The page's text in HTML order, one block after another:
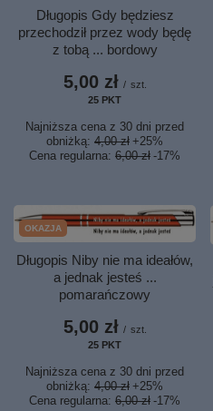
Długopis Gdy będziesz
przechodził przez wody będę
z tobą ... bordowy
5,00 zł / szt.
25 PKT
Najniższa cena z 30 dni przed
obniżką: 4,00 zł +25%
Cena regularna: 6,00 zł -17%
OKAZJA
Długopis Niby nie ma ideałów,
a jednak jesteś ...
pomarańczowy
5,00 zł / szt.
25 PKT
Najniższa cena z 30 dni przed
obniżką: 4,00 zł +25%
Cena regularna: 6,00 zł -17%